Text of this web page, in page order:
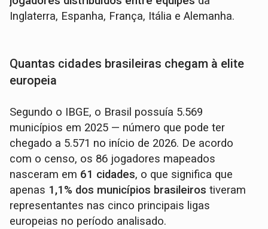
Inglaterra, Espanha, França, Itália e Alemanha.
Quantas cidades brasileiras chegam à elite
europeia
Segundo o IBGE, o Brasil possuía 5.569
municípios em 2025 — número que pode ter
chegado a 5.571 no início de 2026. De acordo
com o censo, os 86 jogadores mapeados
nasceram em 61 cidades, o que significa que
apenas 1,1% dos municípios brasileiros tiveram
representantes nas cinco principais ligas
europeias no período analisado.